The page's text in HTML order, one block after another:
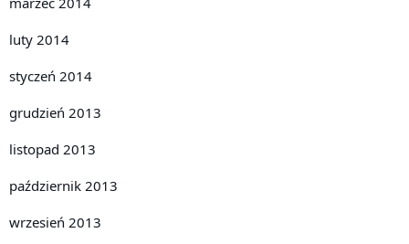
luty 2014
styczeń 2014
grudzień 2013
listopad 2013
październik 2013
wrzesień 2013